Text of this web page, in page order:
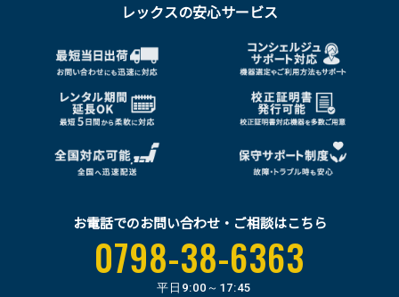
レックスの安心サービス
お電話でのお問い合わせ・ご相談はこちら
0798-38-6363
平日 9:00～17:45